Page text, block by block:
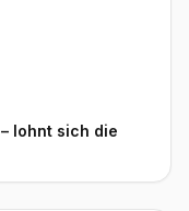
lohnt sich die